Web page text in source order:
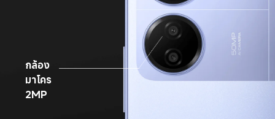
กล้อง
มาโคร
2MP